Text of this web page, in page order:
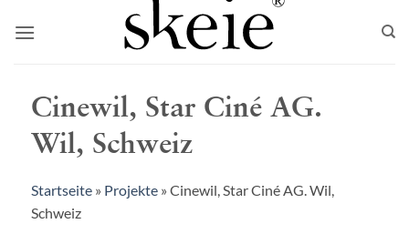
Inhalt
Cinewil, Star Ciné AG.
Wil, Schweiz
Startseite» Projekte» Cinewil, Star Ciné AG. Wil,
Schweiz